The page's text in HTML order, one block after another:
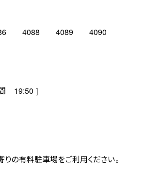
4088 4089 4090
19:50 ]
の有料駐車場をご利用ください。